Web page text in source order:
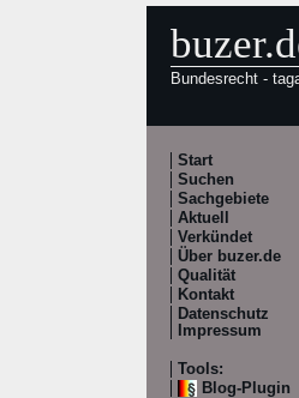
Bundesrecht -
Start
Suchen
Sachgebiete
Aktuell
Verkündet
Über buzer.de
Qualität
Kontakt
Datenschutz
Impressum
Tools:
Blog-Plugin